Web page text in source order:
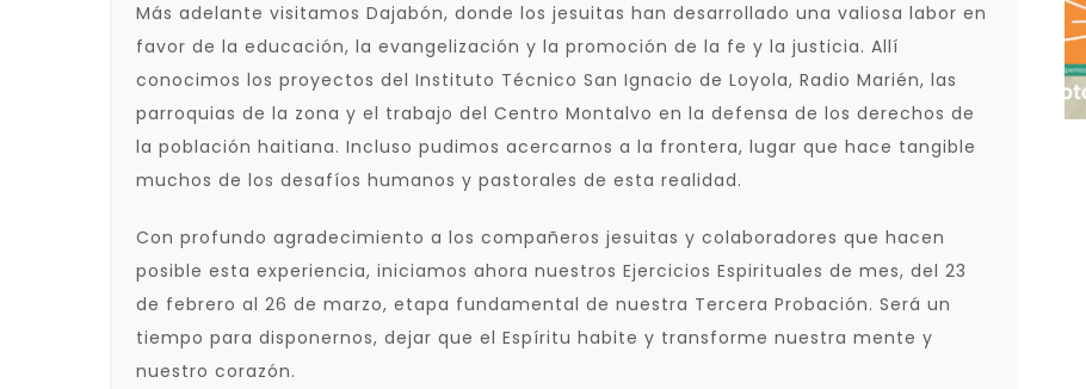
Más adelante visitamos Dajabón, donde los jesuitas han desarrollado una valiosa labor en
favor de la educación, la evangelización y la promoción de la fe y la justicia. Allí
conocimos los proyectos del Instituto Técnico San Ignacio de Loyola, Radio Marién, las
parroquias de la zona y el trabajo del Centro Montalvo en la defensa de los derechos de
la población haitiana. Incluso pudimos acercarnos a la frontera, lugar que hace tangible
muchos de los desafíos humanos y pastorales de esta realidad.
Con profundo agradecimiento a los compañeros jesuitas y colaboradores que hacen
posible esta experiencia, iniciamos ahora nuestros Ejercicios Espirituales de mes, del 23
de febrero al 26 de marzo, etapa fundamental de nuestra Tercera Probación. Será un
tiempo para disponernos, dejar que el Espíritu habite y transforme nuestra mente y
nuestro corazón.